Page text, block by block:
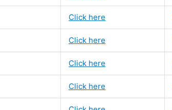
Click here
Click here
Click here
Click here